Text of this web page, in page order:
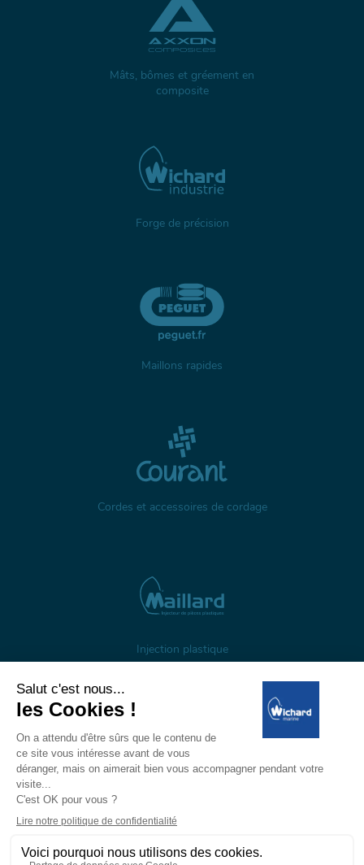
Mâts, bômes et gréement en
composite
Forge de précision
Maillons rapides
Cordes et accessoires de cordage
Injection plastique
À propos Gestion des cookies
Mentions légales
Données personnelles
Wichard, 1 ZI de Felet, CS 50085, 63307 Thiers, France
Tél: +33 (0)4 73 51 65 00 — E-mail: